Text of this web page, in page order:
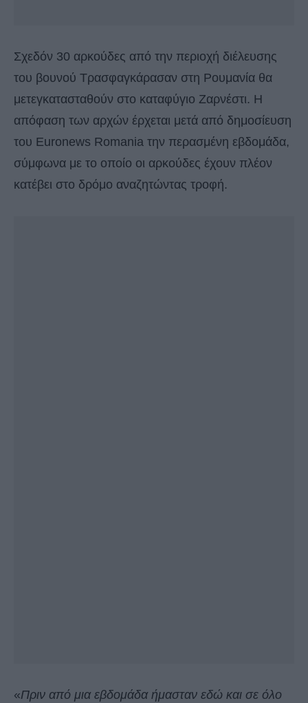
Σχεδόν 30 αρκούδες από την περιοχή διέλευσης
του βουνού Τρασφαγκάρασαν στη Ρουμανία θα
μετεγκατασταθούν στο καταφύγιο Ζαρνέστι. Η
απόφαση των αρχών έρχεται μετά από δημοσίευση
του Euronews Romania την περασμένη εβδομάδα,
σύμφωνα με το οποίο οι αρκούδες έχουν πλέον
κατέβει στο δρόμο αναζητώντας τροφή.
«Πριν από μια εβδομάδα ήμασταν εδώ και σε όλο